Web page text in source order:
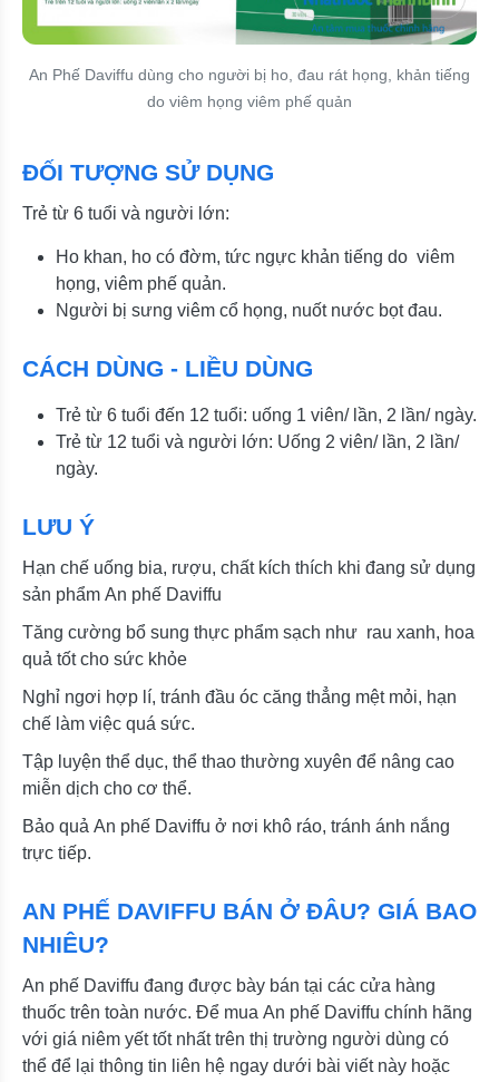
An Phế Daviffu dùng cho người bị ho, đau rát họng, khản tiếng
do viêm họng viêm phế quản
ĐỐI TƯỢNG SỬ DỤNG
Trẻ từ 6 tuổi và người lớn:
Ho khan, ho có đờm, tức ngực khản tiếng do viêm
họng, viêm phế quản.
Người bị sưng viêm cổ họng, nuốt nước bọt đau.
CÁCH DÙNG - LIỀU DÙNG
Trẻ từ 6 tuổi đến 12 tuổi: uống 1 viên/ lần, 2 lần/ ngày.
Trẻ từ 12 tuổi và người lớn: Uống 2 viên/ lần, 2 lần/
ngày.
LƯU Ý
Hạn chế uống bia, rượu, chất kích thích khi đang sử dụng
sản phẩm An phế Daviffu
Tăng cường bổ sung thực phẩm sạch như rau xanh, hoa
quả tốt cho sức khỏe
Nghỉ ngơi hợp lí, tránh đầu óc căng thẳng mệt mỏi, hạn
chế làm việc quá sức.
Tập luyện thể dục, thể thao thường xuyên để nâng cao
miễn dịch cho cơ thể.
Bảo quả An phế Daviffu ở nơi khô ráo, tránh ánh nắng
trực tiếp.
AN PHẾ DAVIFFU BÁN Ở ĐÂU? GIÁ BAO
NHIÊU?
An phế Daviffu đang được bày bán tại các cửa hàng
thuốc trên toàn nước. Để mua An phế Daviffu chính hãng
với giá niêm yết tốt nhất trên thị trường người dùng có
thể để lại thông tin liên hệ ngay dưới bài viết này hoặc